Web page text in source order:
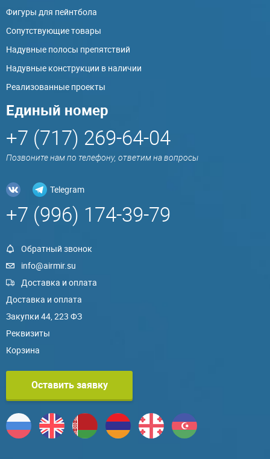
Фигуры для пейнтбола
Сопутствующие товары
Надувные полосы препятствий
Надувные конструкции в наличии
Реализованные проекты
Единый номер
+7 (717) 269-64-04
Позвоните нам по телефону, ответим на вопросы
Telegram
+7 (996) 174-39-79
Обратный звонок
info@airmir.su
Доставка и оплата
Доставка и оплата
Закупки 44, 223 ФЗ
Реквизиты
Корзина
Оставить заявку